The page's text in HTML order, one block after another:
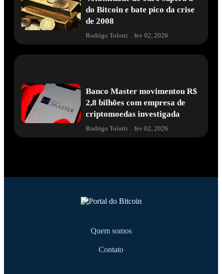
do Bitcoin e bate pico da crise
de 2008
Rodrigo Tolotti . fev 02, 2026
Banco Master movimentou R$
2,8 bilhões com empresa de
criptomoedas investigada
Rodrigo Tolotti fev 02, 2026
Quem somos
Contato